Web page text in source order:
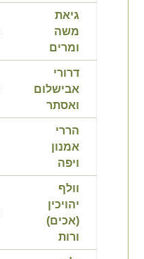
גיאת
משה
ומרים
דרורי
אבישלום
ואסתר
הררי
אמנון
ויפה
וולף
יהויכין
(אכים)
ורות